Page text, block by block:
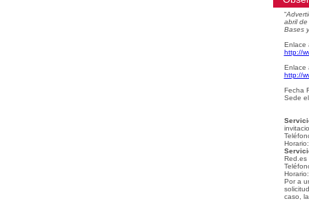
“
abril
Bases
Enlace
http://
Enlace
http://
Fecha
Sede
Red.es
Por a
caso,